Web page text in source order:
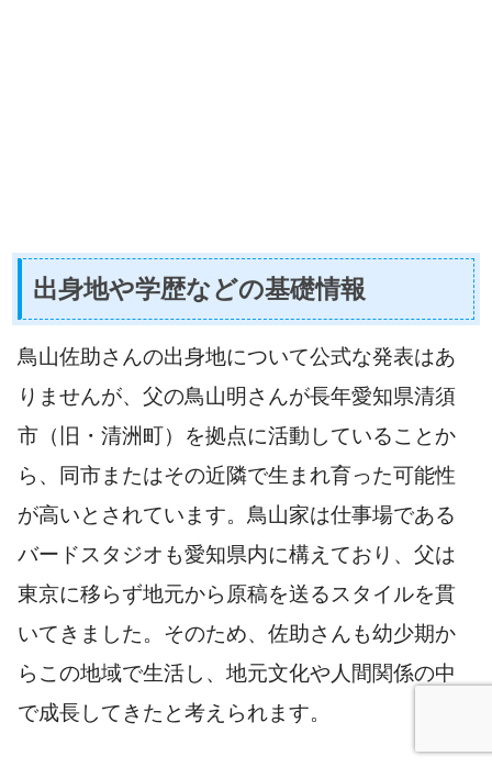
出身地や学歴などの基礎情報
鳥山佐助さんの出身地について公式な発表はあ
りませんが、父の鳥山明さんが長年愛知県清須
市（旧・清洲町）を拠点に活動していることか
ら、同市またはその近隣で生まれ育った可能性
が高いとされています。鳥山家は仕事場である
バードスタジオも愛知県内に構えており、父は
東京に移らず地元から原稿を送るスタイルを貫
いてきました。そのため、佐助さんも幼少期か
らこの地域で生活し、地元文化や人間関係の中
で成長してきたと考えられます。